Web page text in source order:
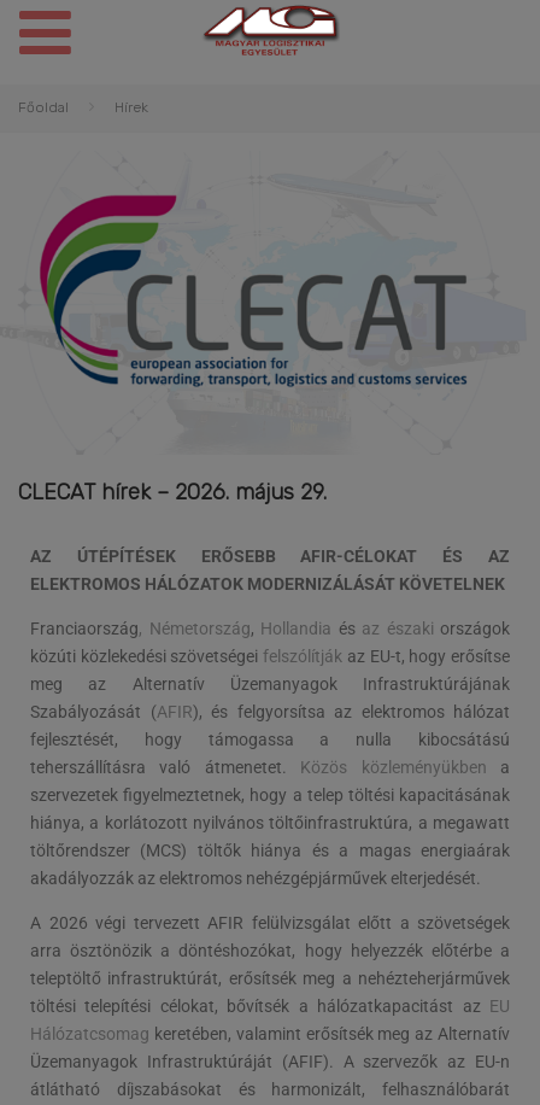
Főoldal Hírek
CLECAT hírek – 2026. május 29.
AZ ÚTÉPÍTÉSEK ERŐSEBB AFIR-CÉLOKAT ÉS AZ
ELEKTROMOS HÁLÓZATOK MODERNIZÁLÁSÁT KÖVETELNEK
Franciaország, Németország, Hollandia és az északi országok
közúti közlekedési szövetségeifelszólítják az EU-t, hogy erősítse
meg az Alternatív Üzemanyagok Infrastruktúrájának
Szabályozását (AFIR), és felgyorsítsa az elektromos hálózat
fejlesztését, hogy támogassa a nulla kibocsátású
teherszállításra való átmenetet. Közös közleményükben a
szervezetek figyelmeztetnek, hogy a telep töltési kapacitásának
hiánya, a korlátozott nyilvános töltőinfrastruktúra, a megawatt
töltőrendszer (MCS) töltők hiánya és a magas energiaárak
akadályozzák az elektromos nehézgépjárművek elterjedését.
A 2026 végi tervezett AFIR felülvizsgálat előtt a szövetségek
arra ösztönözik a döntéshozókat, hogy helyezzék előtérbe a
teleptöltő infrastruktúrát, erősítsék meg a nehézteherjárművek
töltési telepítési célokat, bővítsék a hálózatkapacitást az EU
Hálózatcsomag keretében, valamint erősítsék meg az Alternatív
Üzemanyagok Infrastruktúráját (AFIF). A szervezők az EU-n
átlátható díjszabásokat és harmonizált, felhasználóbarát